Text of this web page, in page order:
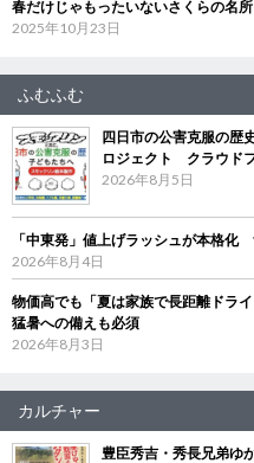
春だけじゃもったいないさくらの名
2025年10月23日
ふむふむ
四日市の公害克服の歴
ロジェクト クラウド
2026年8月5日
「中東発」値上げラッシュが本格
2026年8月4日
物価高でも「夏は家族で長距離ドラ
猛暑への備えも必須
2026年8月3日
カルチャー
豊臣秀吉・秀長兄弟ゆ